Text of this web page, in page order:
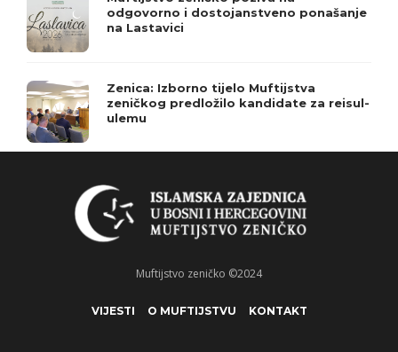
odgovorno i dostojanstveno ponašanje
na Lastavici
Zenica: Izborno tijelo Muftijstva
zeničkog predložilo kandidate za reisul-
ulemu
Muftijstvo zeničko ©2024
VIJESTI O MUFTIJSTVU KONTAKT